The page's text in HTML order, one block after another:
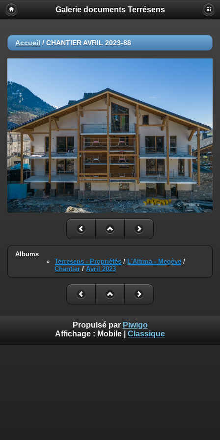
Galerie documents Terrésens
Accueil / CHANTIER AVRIL 2023-88
Albums
Terresens - Propriétés / L'Altima - Megève /
Chantier / Avril 2023
Propulsé par Piwigo
Affichage : Mobile Classique